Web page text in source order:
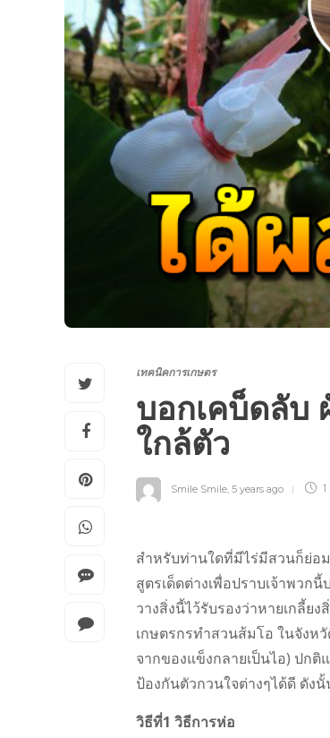
เทคนิคการเกษตร
บอกเคบ็ดลับ
ใกล้ตัว
Smile Smile 5 years ago
สำหรับท่านใดที่มีไร่มีสวนก็ย่อ
สูตรเด็ดต่างเพื่อปราบเจ้าพว
วางสิ่งนี้ไว้รับรองว่าหายเกลี้ย
เกษตรกรทำสวนส้มโอ ในจังห
จากของแข็งกลายเป็นไอ) ปก
ป้องกันตัวกวนใจต่างๆได้ดี ดัง
วิธีที่1 วิธีการห่อ